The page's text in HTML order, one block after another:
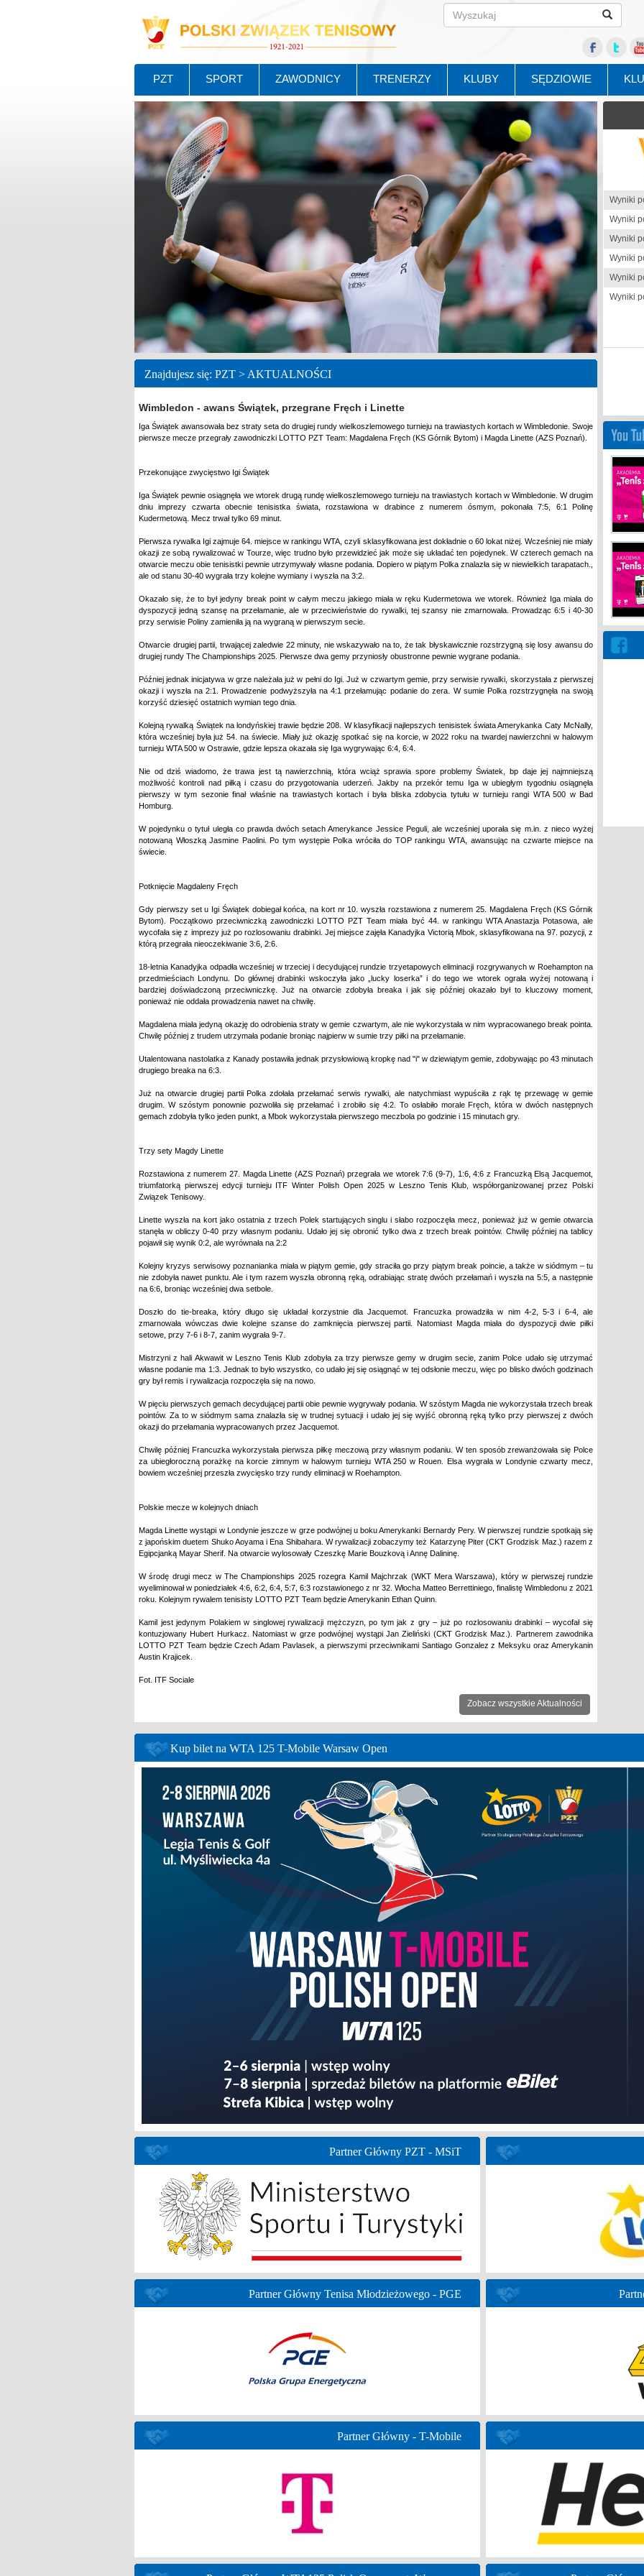
PZT SPORT ZAWODNICY TRENERZY KLUBY SĘDZIOWIE
Znajdujesz się: PZT > AKTUALNOŚCI
Wimbledon - awans Świątek, przegrane Fręch i Linette
Iga Świątek awansowała bez straty seta do drugiej rundy wielkoszlemowego turnieju na trawiastych kortach w Wimbledonie. Swoje
pierwsze mecze przegrały zawodniczki LOTTO PZT Team: Magdalena Fręch (KS Górnik Bytom) i Magda Linette (AZS Poznań).
Przekonujące zwycięstwo Igi Świątek
Iga Świątek pewnie osiągnęła we wtorek drugą rundę wielkoszlemowego turnieju na trawiastych kortach w Wimbledonie. W drugim
dniu imprezy czwarta obecnie tenisistka świata, rozstawiona w drabince z numerem ósmym, pokonała 7:5, 6:1 Polinę
Kudermetową. Mecz trwał tylko 69 minut.
Pierwsza rywalka Igi zajmuje 64. miejsce w rankingu WTA, czyli sklasyfikowana jest dokładnie o 60 lokat niżej. Wcześniej nie miały
okazji ze sobą rywalizować w Tourze, więc trudno było przewidzieć jak może się układać ten pojedynek. W czterech gemach na
otwarcie meczu obie tenisistki pewnie utrzymywały własne podania. Dopiero w piątym Polka znalazła się w niewielkich tarapatach.,
ale od stanu 30-40 wygrała trzy kolejne wymiany i wyszła na 3:2.
Okazało się, że to był jedyny break point w całym meczu jakiego miała w ręku Kudermetowa we wtorek. Również Iga miała do
dyspozycji jedną szansę na przełamanie, ale w przeciwieństwie do rywalki, tej szansy nie zmarnowała. Prowadząc 6:5 i 40-30
przy serwisie Poliny zamieniła ją na wygraną w pierwszym secie.
Otwarcie drugiej partii, trwającej zaledwie 22 minuty, nie wskazywało na to, że tak błyskawicznie rozstrzygną się losy awansu do
drugiej rundy The Championships 2025. Pierwsze dwa gemy przyniosły obustronne pewnie wygrane podania.
Później jednak inicjatywa w grze należała już w pełni do Igi. Już w czwartym gemie, przy serwisie rywalki, skorzystała z pierwszej
okazji i wyszła na 2:1. Prowadzenie podwyższyła na 4:1 przełamując podanie do zera. W sumie Polka rozstrzygnęła na swoją
korzyść dziesięć ostatnich wymian tego dnia.
Kolejną rywalką Świątek na londyńskiej trawie będzie 208. W klasyfikacji najlepszych tenisistek świata Amerykanka Caty McNally,
która wcześniej była już 54. na świecie. Miały już okazję spotkać się na korcie, w 2022 roku na twardej nawierzchni w halowym
turnieju WTA 500 w Ostrawie, gdzie lepsza okazała się Iga wygrywając 6:4, 6:4.
Nie od dziś wiadomo, że trawa jest tą nawierzchnią, która wciąż sprawia spore problemy Światek, bp daje jej najmniejszą
możliwość kontroli nad piłką i czasu do przygotowania uderzeń. Jakby na przekór temu Iga w ubiegłym tygodniu osiągnęła
pierwszy w tym sezonie finał właśnie na trawiastych kortach i była bliska zdobycia tytułu w turnieju rangi WTA 500 w Bad
Homburg.
W pojedynku o tytuł uległa co prawda dwóch setach Amerykance Jessice Peguli, ale wcześniej uporała się m.in. z nieco wyżej
notowaną Włoszką Jasmine Paolini. Po tym występie Polka wróciła do TOP rankingu WTA, awansując na czwarte miejsce na
świecie.
Potknięcie Magdaleny Fręch
Gdy pierwszy set u Igi Świątek dobiegał końca, na kort nr 10. wyszła rozstawiona z numerem 25. Magdalena Fręch (KS Górnik
Bytom). Początkowo przeciwniczką zawodniczki LOTTO PZT Team miała być 44. w rankingu WTA Anastazja Potasowa, ale
wycofała się z imprezy już po rozlosowaniu drabinki. Jej miejsce zajęła Kanadyjka Victorią Mbok, sklasyfikowana na 97. pozycji, z
którą przegrała nieoczekiwanie 3:6, 2:6.
18-letnia Kanadyjka odpadła wcześniej w trzeciej i decydującej rundzie trzyetapowych eliminacji rozgrywanych w Roehampton na
przedmieściach Londynu. Do głównej drabinki wskoczyła jako „lucky loserka” i do tego we wtorek ograła wyżej notowaną i
bardziej doświadczoną przeciwniczkę. Już na otwarcie zdobyła breaka i jak się później okazało był to kluczowy moment,
ponieważ nie oddała prowadzenia nawet na chwilę.
Magdalena miała jedyną okazję do odrobienia straty w gemie czwartym, ale nie wykorzystała w nim wypracowanego break pointa.
Chwilę później z trudem utrzymała podanie broniąc najpierw w sumie trzy piłki na przełamanie.
Utalentowana nastolatka z Kanady postawiła jednak przysłowiową kropkę nad "i" w dziewiątym gemie, zdobywając po 43 minutach
drugiego breaka na 6:3.
Już na otwarcie drugiej partii Polka zdołała przełamać serwis rywalki, ale natychmiast wypuściła z rąk tę przewagę w gemie
drugim. W szóstym ponownie pozwoliła się przełamać i zrobiło się 4:2. To osłabiło morale Fręch, która w dwóch następnych
gemach zdobyła tylko jeden punkt, a Mbok wykorzystała pierwszego meczbola po godzinie i 15 minutach gry.
Trzy sety Magdy Linette
Rozstawiona z numerem 27. Magda Linette (AZS Poznań) przegrała we wtorek 7:6 (9-7), 1:6, 4:6 z Francuzką Elsą Jacquemot,
triumfatorką pierwszej edycji turnieju ITF Winter Polish Open 2025 w Leszno Tenis Klub, współorganizowanej przez Polski
Związek Tenisowy.
Linette wyszła na kort jako ostatnia z trzech Polek startujących singlu i słabo rozpoczęła mecz, ponieważ już w gemie otwarcia
stanęła w obliczy 0-40 przy własnym podaniu. Udało jej się obronić tylko dwa z trzech break pointów. Chwilę później na tablicy
pojawił się wynik 0:2, ale wyrównała na 2:2
Kolejny kryzys serwisowy poznanianka miała w piątym gemie, gdy straciła go przy piątym break poincie, a także w siódmym – tu
nie zdobyła nawet punktu. Ale i tym razem wyszła obronną ręką, odrabiając stratę dwóch przełamań i wyszła na 5:5, a następnie
na 6:6, broniąc wcześniej dwa setbole.
Doszło do tie-breaka, który długo się układał korzystnie dla Jacquemot. Francuzka prowadziła w nim 4-2, 5-3 i 6-4, ale
zmarnowała wówczas dwie kolejne szanse do zamknięcia pierwszej partii. Natomiast Magda miała do dyspozycji dwie piłki
setowe, przy 7-6 i 8-7, zanim wygrała 9-7.
Mistrzyni z hali Akwawit w Leszno Tenis Klub zdobyła za trzy pierwsze gemy w drugim secie, zanim Polce udało się utrzymać
własne podanie ma 1:3. Jednak to było wszystko, co udało jej się osiągnąć w tej odsłonie meczu, więc po blisko dwóch godzinach
gry był remis i rywalizacja rozpoczęła się na nowo.
W pięciu pierwszych gemach decydującej partii obie pewnie wygrywały podania. W szóstym Magda nie wykorzystała trzech break
pointów. Za to w siódmym sama znalazła się w trudnej sytuacji i udało jej się wyjść obronną ręką tylko przy pierwszej z dwóch
okazji do przełamania wypracowanych przez Jacquemot.
Chwilę później Francuzka wykorzystała pierwsza piłkę meczową przy własnym podaniu. W ten sposób zrewanżowała się Polce
za ubiegłoroczną porażkę na korcie zimnym w halowym turnieju WTA 250 w Rouen. Elsa wygrała w Londynie czwarty mecz,
bowiem wcześniej przeszła zwycięsko trzy rundy eliminacji w Roehampton.
Polskie mecze w kolejnych dniach
Magda Linette wystąpi w Londynie jeszcze w grze podwójnej u boku Amerykanki Bernardy Pery. W pierwszej rundzie spotkają się
z japońskim duetem Shuko Aoyama i Ena Shibahara. W rywalizacji zobaczymy też Katarzynę Piter (CKT Grodzisk Maz.) razem z
Egipcjanką Mayar Sherif. Na otwarcie wylosowały Czeszkę Marie Bouzkovą i Annę Dalininę.
W środę drugi mecz w The Championships 2025 rozegra Kamil Majchrzak (WKT Mera Warszawa), który w pierwszej rundzie
wyeliminował w poniedziałek 4:6, 6:2, 6:4, 5:7, 6:3 rozstawionego z nr 32. Włocha Matteo Berrettiniego, finalistę Wimbledonu z 2021
roku. Kolejnym rywalem tenisisty LOTTO PZT Team będzie Amerykanin Ethan Quinn.
Kamil jest jedynym Polakiem w singlowej rywalizacji mężczyzn, po tym jak z gry – już po rozlosowaniu drabinki – wycofał się
kontuzjowany Hubert Hurkacz. Natomiast w grze podwójnej wystąpi Jan Zieliński (CKT Grodzisk Maz.). Partnerem zawodnika
LOTTO PZT Team będzie Czech Adam Pavlasek, a pierwszymi przeciwnikami Santiago Gonzalez z Meksyku oraz Amerykanin
Austin Krajicek.
Fot. ITF Sociale
Zobacz wszystkie Aktualności
Kup bilet na WTA 125 T-Mobile Warsaw Open
Partner Główny PZT - MSiT
Partner Główny Tenisa Młodzieżowego - PGE
Partner Główny - T-Mobile